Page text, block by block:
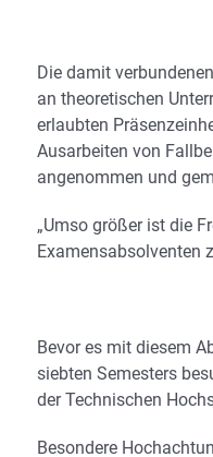
Die damit
an theoretischen
erlaubten
Ausarbeiten von
angenommen und
„Umso größer ist die
Examensabsolventen
Bevor es mit diesem
siebten Semesters
der Technischen
Besondere